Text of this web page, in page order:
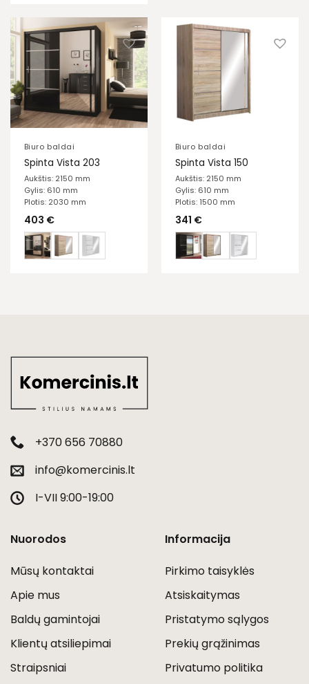
Biuro baldai
Spinta Vista 203
Aukštis: 2150 mm
Gylis: 610 mm
Plotis: 2030 mm
403 €
Biuro baldai
Spinta Vista 150
Aukštis: 2150 mm
Gylis: 610 mm
Plotis: 1500 mm
341 €
+370 656 70880
info@komercinis.lt
I-VII 9:00-19:00
Nuorodos
Mūsų kontaktai
Apie mus
Baldų gamintojai
Klientų atsiliepimai
Straipsniai
Informacija
Pirkimo taisyklės
Atsiskaitymas
Pristatymo sąlygos
Prekių grąžinimas
Privatumo politika